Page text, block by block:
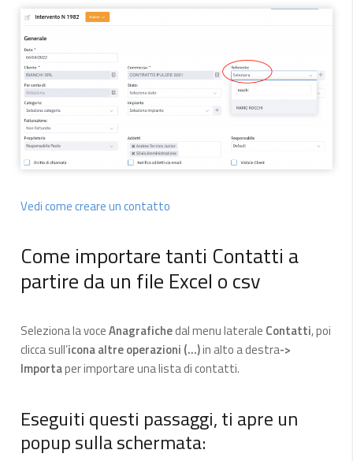
Vedi come creare un contatto
Come importare tanti Contatti a
partire da un file Excel o csv
Seleziona la voceAnagrafichedal menu laterale Contatti, poi
clicca sull’icona altre operazioni (…)in alto a destra->
Importaper importare una lista di contatti.
Eseguiti questi passaggi, ti apre un
popup sulla schermata: